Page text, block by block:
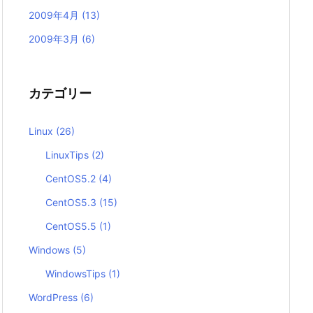
2009年4月 (13)
2009年3月 (6)
カテゴリー
Linux (26)
LinuxTips (2)
CentOS5.2 (4)
CentOS5.3 (15)
CentOS5.5 (1)
Windows (5)
WindowsTips (1)
WordPress (6)